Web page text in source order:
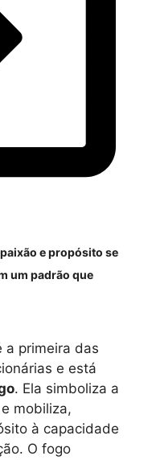
e propósito se
um padrão que
a primeira das
e está
. Ela simboliza a
mobiliza,
à capacidade
O fogo